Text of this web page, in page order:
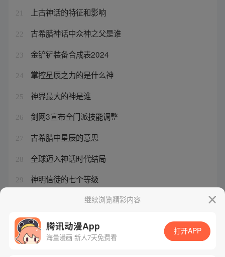
21 上古神话的特征和影响
22 古希腊神话中众神之父是谁
23 金铲铲装备合成表2024
24 掌控星辰之力的是什么神
25 神界最大的神是谁
26 剑网3宣布全门派技能调整
27 古希腊中星辰的意思
28 全球迈入神话时代结局
29 神明信徒的七个等级
神话之超级熊孩子 小说继续浏览精彩内容
腾讯动漫App
海量漫画 新人7天免费看
打开APP